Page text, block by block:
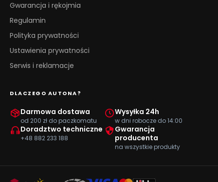
Gwarancja i rękojmia
Regulamin
Polityka prywatności
Ustawienia prywatności
Serwis i reklamacje
DLACZEGO AUTONA?
Darmowa dostawa
od 200 zł do paczkomatu
Wysyłka 24h
w dni robocze do 14:00
Doradztwo techniczne
+48 882 233 188
Gwarancja
producenta
na wszystkie produkty